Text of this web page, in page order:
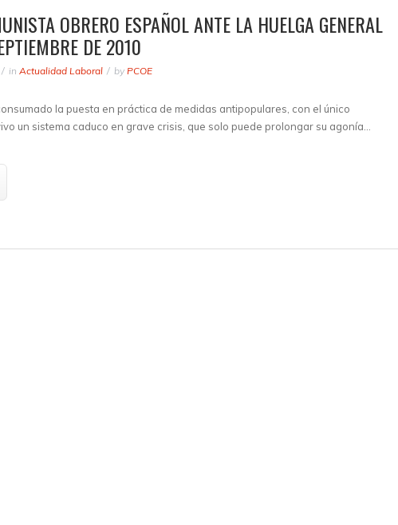
OBRERO ESPAÑOL ANTE LA HUELGA GENERAL
DE 2010
in Actualidad Laboral by PCOE
la puesta en práctica de medidas antipopulares, con el único
un sistema caduco en grave crisis, que solo puede prolongar su agonía…